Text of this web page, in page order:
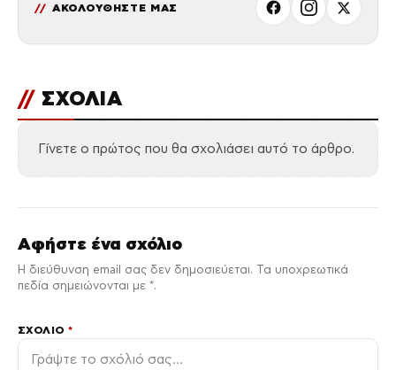
ΑΚΟΛΟΥΘΗΣΤΕ ΜΑΣ
// ΣΧΟΛΙΑ
Γίνετε ο πρώτος που θα σχολιάσει αυτό το άρθρο.
Αφήστε ένα σχόλιο
Η διεύθυνση email σας δεν δημοσιεύεται. Τα υποχρεωτικά
πεδία σημειώνονται με *.
ΣΧΌΛΙΟ*